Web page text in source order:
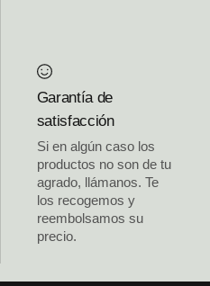
Garantía de
satisfacción
Si en algún caso los
productos no son de tu
agrado, llámanos. Te
los recogemos y
reembolsamos su
precio.